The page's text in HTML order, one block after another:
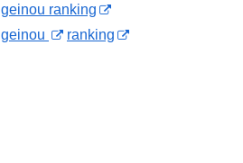
geinou ranking
geinou ranking